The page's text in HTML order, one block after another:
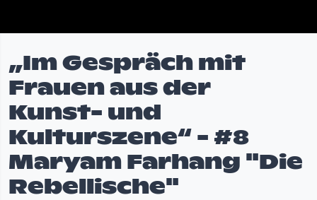
„Im Gespräch mit
Frauen aus der
Kunst- und
Kulturszene“ - #8
Maryam Farhang "Die
Rebellische"